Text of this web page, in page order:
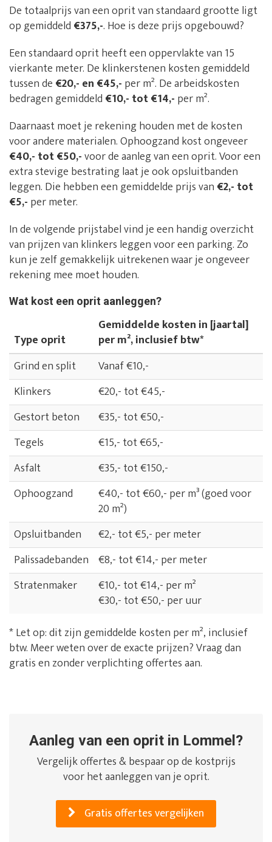
De totaalprijs van een oprit van standaard grootte ligt
op gemiddeld €375,-. Hoe is deze prijs opgebouwd?
Een standaard oprit heeft een oppervlakte van 15
vierkante meter. De klinkerstenen kosten gemiddeld
tussen de €20,- en €45,- per m². De arbeidskosten
bedragen gemiddeld €10,- tot €14,- per m².
Daarnaast moet je rekening houden met de kosten
voor andere materialen. Ophoogzand kost ongeveer
€40,- tot €50,-voor de aanleg van een oprit. Voor een
extra stevige bestrating laat je ook opsluitbanden
leggen. Die hebben een gemiddelde prijs van €2,- tot
€5,- per meter.
In de volgende prijstabel vind je een handig overzicht
van prijzen van klinkers leggen voor een parking. Zo
kun je zelf gemakkelijk uitrekenen waar je ongeveer
rekening mee moet houden.
Wat kost een oprit aanleggen?
Type oprit
Gemiddelde kosten in [jaartal]
per m², inclusief btw*
Grind en split
Vanaf €10,-
Klinkers
€20,- tot €45,-
Gestort beton
€35,- tot €50,-
Tegels
€15,- tot €65,-
Asfalt
€35,- tot €150,-
Ophoogzand
€40,- tot €60,- per m³ (goed voor
20 m²)
Opsluitbanden
€2,- tot €5,- per meter
Palissadebanden €8,- tot €14,- per meter
Stratenmaker
€10,- tot €14,- per m²
€30,- tot €50,- per uur
* Let op: dit zijn gemiddelde kosten per m², inclusief
btw. Meer weten over de exacte prijzen? Vraag dan
gratis en zonder verplichting offertes aan.
Aanleg van een oprit in Lommel?
Vergelijk offertes & bespaar op de kostprijs
voor het aanleggen van je oprit.
Gratis offertes vergelijken